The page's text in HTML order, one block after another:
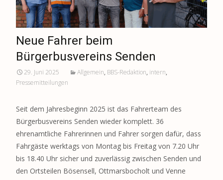
Neue Fahrer beim
Bürgerbusvereins Senden
29. Juni 2025 Allgemein, BBS-Redaktion, intern,
Pressemitteilungen
Seit dem Jahresbeginn 2025 ist das Fahrerteam des
Bürgerbusvereins Senden wieder komplett. 36
ehrenamtliche Fahrerinnen und Fahrer sorgen dafür, dass
Fahrgäste werktags von Montag bis Freitag von 7.20 Uhr
bis 18.40 Uhr sicher und zuverlässig zwischen Senden und
den Ortsteilen Bösensell, Ottmarsbocholt und Venne